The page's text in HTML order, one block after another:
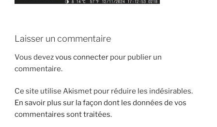
Laisser un commentaire
Vous devezvous connecter pour publier un
commentaire.
Ce site utilise Akismet pour réduire les indésirables.
En savoir plus sur la façon dont les données de vos
commentaires sont traitées.